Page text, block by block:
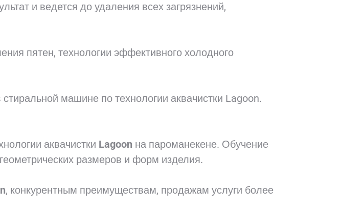
и ведется до удаления всех загрязнений,
пятен, технологии эффективного холодного
машине по технологии аквачистки Lagoon.
аквачистки Lagoon на пароманекене. Обучение
размеров и форм изделия.
, конкурентным преимуществам, продажам услуги более